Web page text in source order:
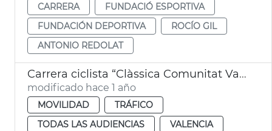
CARRERA
FUNDACIÓ ESPORTIVA
FUNDACIÓN DEPORTIVA
ROCÍO GIL
ANTONIO REDOLAT
Carrera ciclista “Clàssica Comunitat Valenciana 1969”
modificado hace 1 año
MOVILIDAD
TRÁFICO
TODAS LAS AUDIENCIAS
VALENCIA